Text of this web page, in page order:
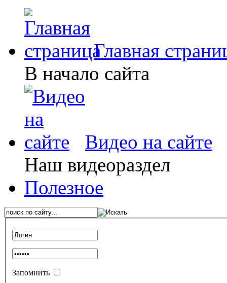
Главная
В начало сайта
Видео на сайте
Наш видеораздел
Полезное
Запомнить